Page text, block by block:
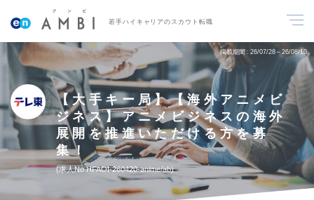
若手ハイキャリアのスカウト転職
掲載期間 26/07/28～26/08/10
【大手キー局】【海外アニメビ
ジネス】アニメビジネスの海外
展開を推進いただける方を募
集！
求人No.HFAOI-260420-anime/ab